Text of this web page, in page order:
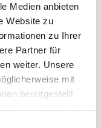
Medien anbieten
Website zu
zu Ihrer
Partner für
weiter. Unsere
mit
bereitgestellt